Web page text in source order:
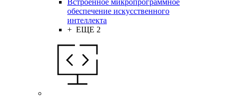
Встроенное микропрограммное
обеспечение искусственного
интеллекта
+ ЕЩЕ 2